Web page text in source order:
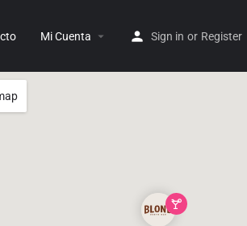
Mi Cuenta Sign in or Register